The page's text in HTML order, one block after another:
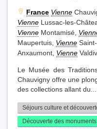
France Vienne
Vienne Lussac-les-
Vienne Montamisé,
Maupertuis, Vienne
Anxaumont, Vienne
Le Musée des
Chauvigny offre une
des collections allant du...
Séjours culture et
Découverte des monuments